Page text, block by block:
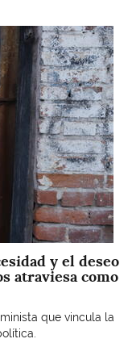
y el deseo
atraviesa como
que vincula la